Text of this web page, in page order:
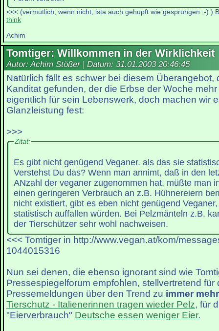
<<< (vermutlich, wenn nicht, ista auch gehupft wie gesprungen ;-) )
think
Achim
Tomtiger: Willkommen in der Wirklichkeit
Autor: Achim Stößer | Datum: 31.01.2003 20:46:45
Natürlich fällt es schwer bei diesem Überangebot,
Kanditat gefunden, der die Erbse der Woche
eigentlich für sein Lebenswerk, doch machen wir
Glanzleistung fest:
>>>
Zitat:
Es gibt nicht genügend Veganer. als das sie
Verstehst Du das? Wenn man annimt, daß in den
ANzahl der veganer zugenommen hat, müßte man
einen geringeren Verbrauch an z.B. Hühnereiern
nicht existiert, gibt es eben nicht genügend
statistisch auffallen würden. Bei Pelzmänteln z.B.
der Tierschützer sehr wohl nachweisen.
<<< Tomtiger in http://www.vegan.at/kom/
1044015316
Nun sei denen, die ebenso ignorant sind wie
Pressespiegelforum empfohlen, stellvertretend für
Pressemeldungen über den Trend zu immer
Tierschutz - Italienerinnen tragen wieder Pelz, für
"Eierverbrauch" Deutsche essen weniger Eier.